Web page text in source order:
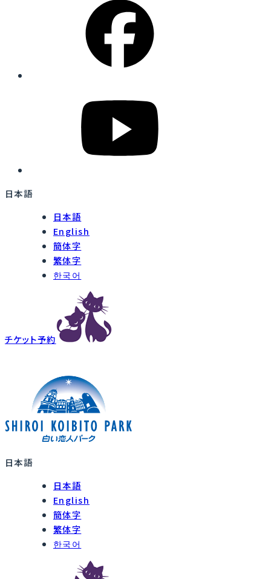
日本語
日本語
English
簡体字
繁体字
한국어
チケット予約
日本語
日本語
English
簡体字
繁体字
한국어